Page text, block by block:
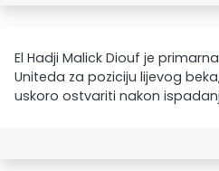
El Hadji Malick Diouf je
Uniteda za poziciju lijevog
uskoro ostvariti nakon